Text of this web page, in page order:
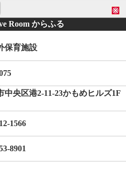
Room からふる
保育施設
中央区港2-11-23かもめヒルズ1F
1566
8901